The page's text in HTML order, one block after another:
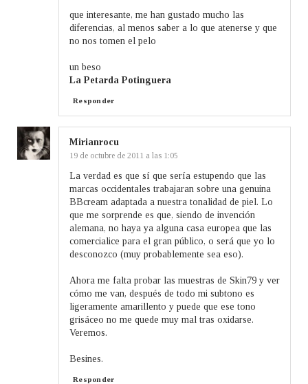
que interesante, me han gustado mucho las
diferencias, al menos saber a lo que atenerse y que
no nos tomen el pelo
un beso
La Petarda Potinguera
Responder
Mirianrocu
19 de octubre de 2011 a las 1:05
La verdad es que sí que sería estupendo que las
marcas occidentales trabajaran sobre una genuina
BBcream adaptada a nuestra tonalidad de piel. Lo
que me sorprende es que, siendo de invención
alemana, no haya ya alguna casa europea que las
comercialice para el gran público, o será que yo lo
desconozco (muy probablemente sea eso).
Ahora me falta probar las muestras de Skin79 y ver
cómo me van, después de todo mi subtono es
ligeramente amarillento y puede que ese tono
grisáceo no me quede muy mal tras oxidarse.
Veremos.
Besines.
Responder